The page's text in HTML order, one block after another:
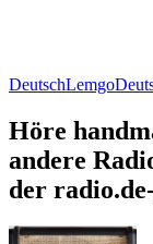
DeutschLemgo
Höre
andere
der